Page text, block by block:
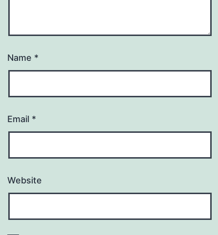
Name *
Email *
Website